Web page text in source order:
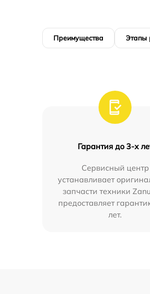
Преимущества Этапы
Гарантия до 3-х
Сервисный центр
устанавливает
запчасти техники
предоставляет
лет.